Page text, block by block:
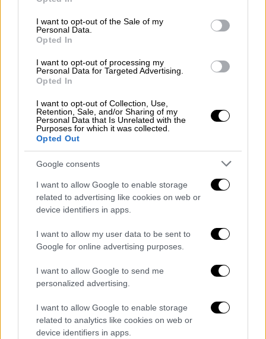
use your data for below specified purposes in below Google
consent section.
I want to opt-out of the Sale of my
Personal Data.
Opted In
I want to opt-out of processing my
Personal Data for Targeted Advertising.
Opted In
I want to opt-out of Collection, Use,
Retention, Sale, and/or Sharing of my
Personal Data that Is Unrelated with the
Purposes for which it was collected.
Opted Out
Google consents
I want to allow Google to enable storage
related to advertising like cookies on web or
device identifiers in apps.
I want to allow my user data to be sent to
Google for online advertising purposes.
I want to allow Google to send me
personalized advertising.
I want to allow Google to enable storage
related to analytics like cookies on web or
device identifiers in apps.
«Τάιλερ, είσαι εσύ;» - Η στιγμή που
αποκαλύφθηκαν όλα για τον δολοφόνο
του Τσάρλι Κερκ και πώς οι ΗΠΑ
Πώς ο δράστης συνελήφθη μετά από 30
ώρες ανθρωποκυνηγητού και με
περισσότερες από 7.000 πληροφορίες
Ελλάδα|13.09.2025 22:30
Συμπλοκη Ισραηλινών και Παλαιστίνιων